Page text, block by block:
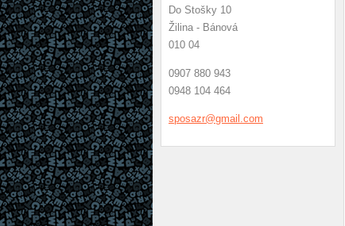
Do Stošky 10
Žilina - Bánová
010 04
0907 880 943
0948 104 464
sposazr@gmail.com